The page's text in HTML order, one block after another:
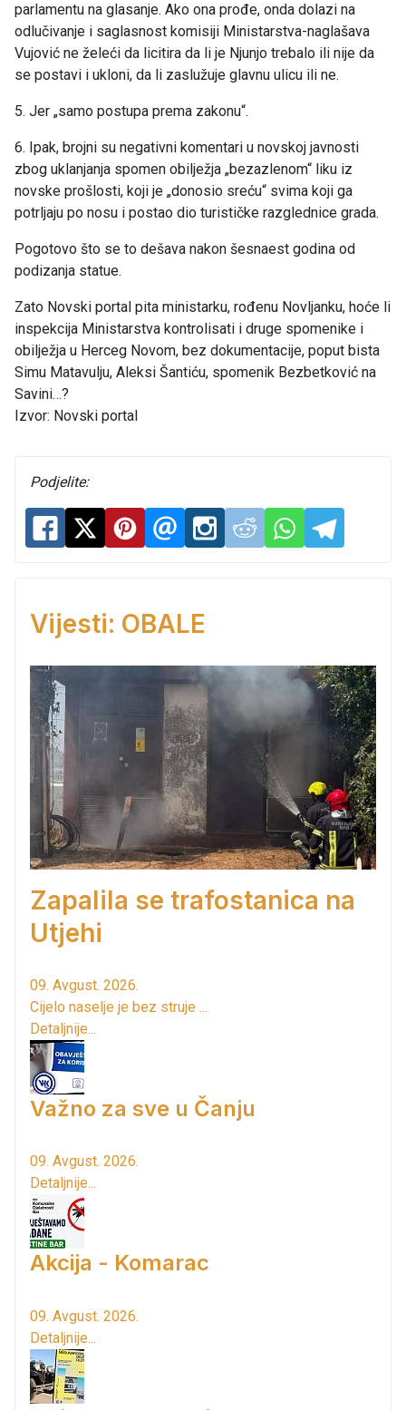
parlamentu na glasanje. Ako ona prođe, onda dolazi na
odlučivanje i saglasnost komisiji Ministarstva-naglašava
Vujović ne želeći da licitira da li je Njunjo trebalo ili nije da
se postavi i ukloni, da li zaslužuje glavnu ulicu ili ne.
5. Jer „samo postupa prema zakonu“.
6. Ipak, brojni su negativni komentari u novskoj javnosti
zbog uklanjanja spomen obilježja „bezazlenom“ liku iz
novske prošlosti, koji je „donosio sreću“ svima koji ga
potrljaju po nosu i postao dio turističke razglednice grada.
Pogotovo što se to dešava nakon šesnaest godina od
podizanja statue.
Zato Novski portal pita ministarku, rođenu Novljanku, hoće li
inspekcija Ministarstva kontrolisati i druge spomenike i
obilježja u Herceg Novom, bez dokumentacije, poput bista
Simu Matavulju, Aleksi Šantiću, spomenik Bezbetković na
Savini…?
Izvor: Novski portal
Podjelite:
Vijesti: OBALE
Zapalila se trafostanica na
Utjehi
09. Avgust. 2026.
Cijelo naselje je bez struje ...
Detaljnije...
Važno za sve u Čanju
09. Avgust. 2026.
Detaljnije...
Akcija - Komarac
09. Avgust. 2026.
Detaljnije...